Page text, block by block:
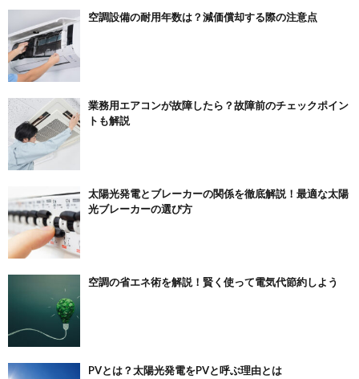
空調設備の耐用年数は？減価償却する際の注意点
業務用エアコンが故障したら？故障前のチェックポイン
トも解説
太陽光発電とブレーカーの関係を徹底解説！最適な太陽
光ブレーカーの選び方
空調の省エネ術を解説！賢く使って電気代節約しよう
PVとは？太陽光発電をPVと呼ぶ理由とは